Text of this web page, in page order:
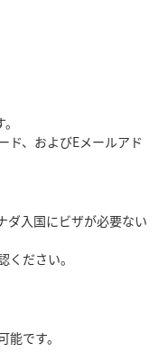
ド、およびEメールアド
ダ入国にビザが必要ない
ください。
です。